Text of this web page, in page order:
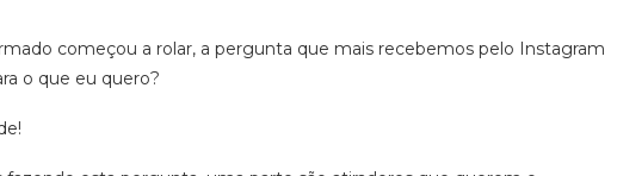
começou a rolar, a pergunta que mais recebemos pelo Instagram
o que eu quero?